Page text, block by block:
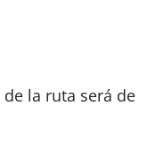
de la ruta será de